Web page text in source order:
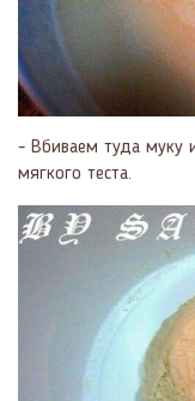
- Вбиваем туда муку
мягкого теста.